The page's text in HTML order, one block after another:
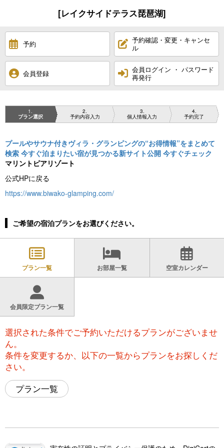
[レイクサイドテラス琵琶湖]
予約
予約確認・変更・キャンセ
ル
会員登録
会員ログイン ・ パスワード
再発行
1
プラン選択
2
予約内容入力
3
個人情報入力
4
予約完了
プールやサウナ付きヴィラ・グランピングの“お得情報”をまとめて
検索 今すぐ泊まりたい宿が見つかる新サイト公開 今すぐチェック
マリントピアリゾート
公式HPに戻る
https://www.biwako-glamping.com/
ご希望の宿泊プランをお選びください。
プラン一覧 お部屋一覧 空室カレンダー
会員限定プラン一覧
選択された条件でご予約いただけるプランがございませ
ん。
条件を変更するか、以下の一覧からプランをお探しくだ
さい。
プラン一覧